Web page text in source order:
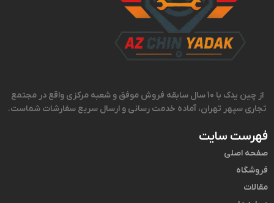
از چین یدک با 10 سال سابقه فروش موفق و شعبه مرکزی واقع در مجتمع
تجاری سپهر تهران، آماده خدمت رسانی و ارسال سریع سفارشات شماست.
فهرست سایت
صفحه اصلی
فروشگاه
مقالات